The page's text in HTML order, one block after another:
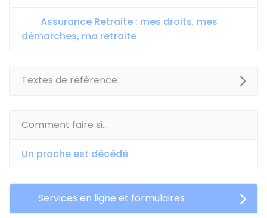
Assurance Retraite : mes droits, mes
démarches, ma retraite
Textes de référence
Comment faire si...
Un proche est décédé
Services en ligne et formulaires